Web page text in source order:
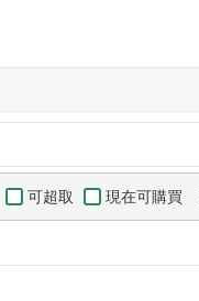
可超取 現在可購買